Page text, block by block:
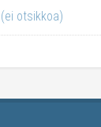
(ei otsikkoa)